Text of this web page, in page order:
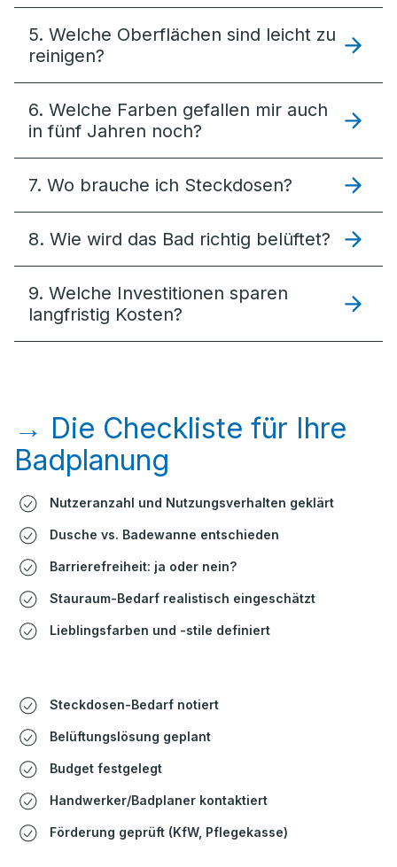
5. Welche Oberflächen sind leicht zu
reinigen?
6. Welche Farben gefallen mir auch
in fünf Jahren noch?
7. Wo brauche ich Steckdosen?
8. Wie wird das Bad richtig belüftet?
9. Welche Investitionen sparen
langfristig Kosten?
→ Die Checkliste für Ihre
Badplanung
Nutzeranzahl und Nutzungsverhalten geklärt
Dusche vs. Badewanne entschieden
Barrierefreiheit: ja oder nein?
Stauraum-Bedarf realistisch eingeschätzt
Lieblingsfarben und -stile definiert
Steckdosen-Bedarf notiert
Belüftungslösung geplant
Budget festgelegt
Handwerker/Badplaner kontaktiert
Förderung geprüft (KfW, Pflegekasse)